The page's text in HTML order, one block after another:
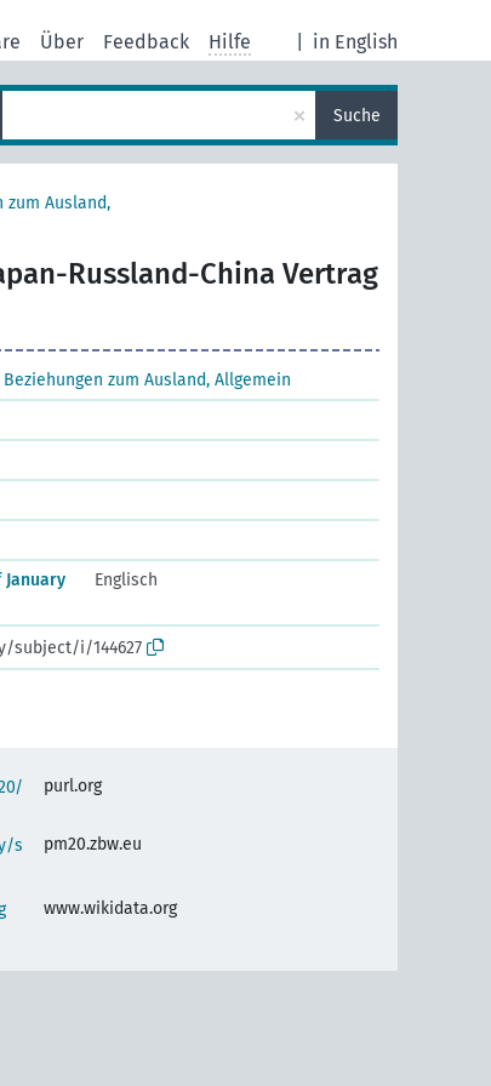
in English
Über Feedback Hilfe
× Suche
Ausland,
Russland-China Vertrag
zum Ausland, Allgemein
January
Englisch
subject/i/144627
purl.org
s
pm20.zbw.eu
www.wikidata.org